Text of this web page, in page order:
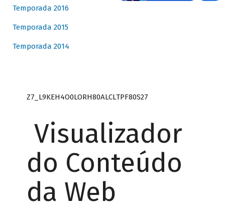
Temporada 2016
Temporada 2015
Temporada 2014
Z7_L9KEH4O0LORH80ALCLTPF80S27
Visualizador
do Conteúdo
da Web